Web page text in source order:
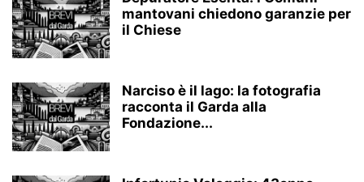
mantovani chiedono garanzie per
il Chiese
Narciso è il lago: la fotografia
racconta il Garda alla
Fondazione...